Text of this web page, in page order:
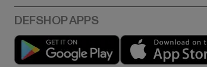
Play market